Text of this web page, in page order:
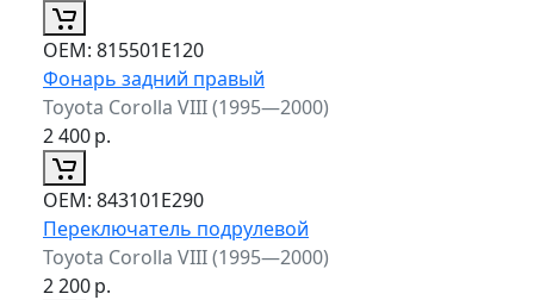
ОЕМ: 815501E120
Фонарь задний правый
Toyota Corolla VIII (1995—2000)
2 400р.
ОЕМ: 843101E290
Переключатель подрулевой
Toyota Corolla VIII (1995—2000)
2 200р.